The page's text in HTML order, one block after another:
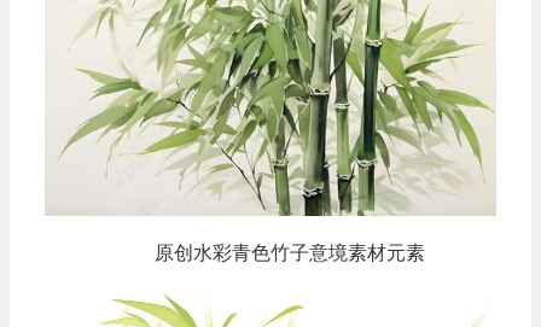
原创水彩青色竹子意境素材元素